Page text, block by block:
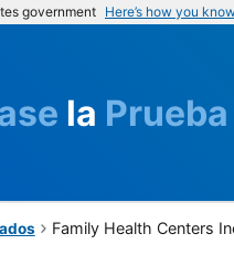
government Here’s how you
la Prueba
Family Health Centers